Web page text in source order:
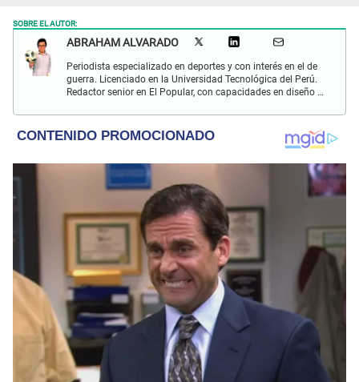
SOBRE EL AUTOR:
ABRAHAM ALVARADO
Periodista especializado en deportes y con interés en el de
guerra. Licenciado en la Universidad Tecnológica del Perú.
Redactor senior en El Popular, con capacidades en diseño y
cultural.